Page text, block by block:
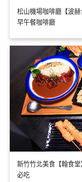
松山機場咖啡廳【波
早午餐咖啡廳
新竹竹北美食【翰食
必吃